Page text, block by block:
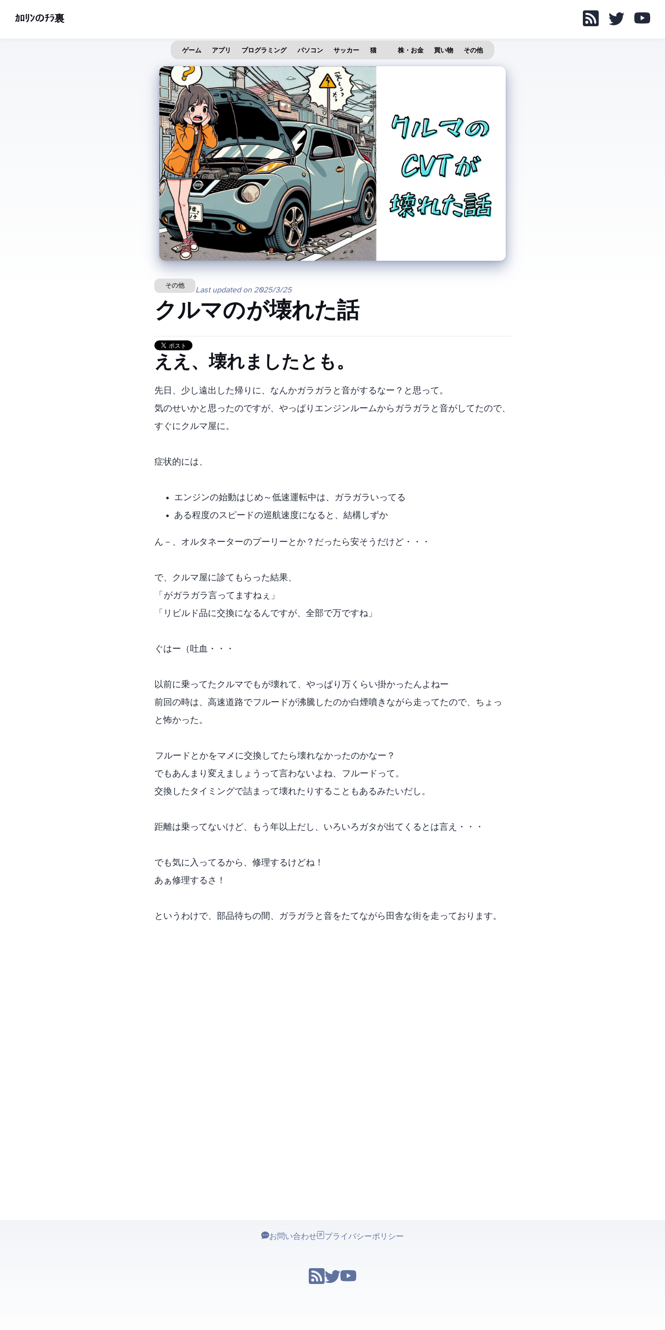
ｶﾛﾘﾝのﾁﾗ裏
ゲーム アプリ プログラミング パソコン サッカー 猫 株・お金 買い物 その他
その他
Last updated on 2025/3/25
クルマのCVTが壊れた話
ええ、壊れましたとも。
先日、少し遠出した帰りに、なんかガラガラと音がするなー？と思って。
気のせいかと思ったのですが、やっぱりエンジンルームからガラガラと音がしてたので、
すぐにクルマ屋に。
症状的には、
エンジンの始動はじめ～低速運転中は、ガラガラいってる
ある程度のスピードの巡航速度になると、結構しずか
ん－、オルタネーターのプーリーとか？だったら安そうだけど・・・
で、クルマ屋に診てもらった結果、
「CVTがガラガラ言ってますねぇ」
「リビルド品に交換になるんですが、全部で40万ですね」
ぐはー（吐血・・・
以前に乗ってたクルマでもCVTが壊れて、やっぱり40万くらい掛かったんよねー
前回の時は、高速道路でCVTフルードが沸騰したのか白煙噴きながら走ってたので、ちょっ
と怖かった。
CVTフルードとかをマメに交換してたら壊れなかったのかなー？
でもあんまり変えましょうって言わないよね、CVTフルードって。
交換したタイミングで詰まって壊れたりすることもあるみたいだし。
距離は乗ってないけど、もう10年以上だし、いろいろガタが出てくるとは言え・・・
でも気に入ってるから、修理するけどね！
あぁ修理するさ！
というわけで、部品待ちの間、ガラガラと音をたてながら田舎な街を走っております。
お問い合わせ プライバシーポリシー